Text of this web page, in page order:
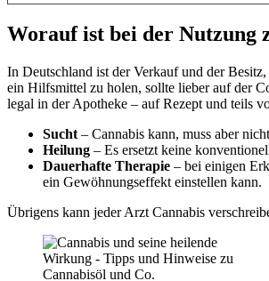
Worauf ist bei der Nutzung
In Deutschland ist der Verkauf und der
ein Hilfsmittel zu holen, sollte lieber auf der
legal in der Apotheke – auf Rezept und teils
Sucht – Cannabis kann, muss aber
Heilung – Es ersetzt keine
Dauerhafte Therapie – bei einigen
ein Gewöhnungseffekt einstellen kann.
Übrigens kann jeder Arzt Cannabis